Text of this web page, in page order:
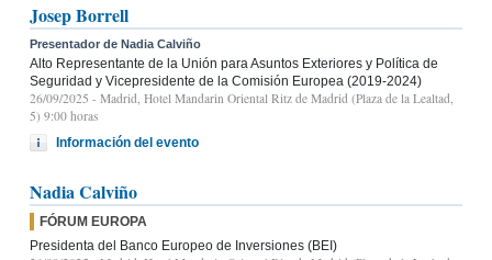
Josep Borrell
Presentador de Nadia Calviño
Alto Representante de la Unión para Asuntos Exteriores y Política de
Seguridad y Vicepresidente de la Comisión Europea (2019-2024)
26/09/2025 - Madrid, Hotel Mandarin Oriental Ritz de Madrid (Plaza de la Lealtad,
5) 9:00 horas
Información del evento
Nadia Calviño
FÓRUM EUROPA
Presidenta del Banco Europeo de Inversiones (BEI)